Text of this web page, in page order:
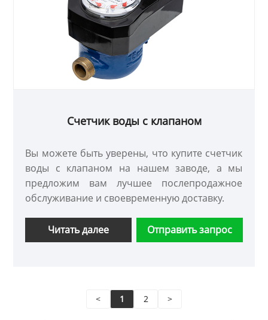
Счетчик воды с клапаном
Вы можете быть уверены, что купите счетчик
воды с клапаном на нашем заводе, а мы
предложим вам лучшее послепродажное
обслуживание и своевременную доставку.
Читать далее Отправить запрос
< 1 2 >